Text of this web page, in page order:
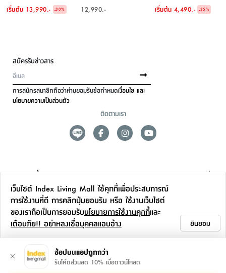
เริ่มต้น 13,990.- -30% 12,990.- เริ่มต้น 4,490.- -35%
สมัครรับข่าวสาร
การสมัครสมาชิกถือว่าท่านยอมรับข้อกำหนดเงื่อนไข และ
นโยบายความเป็นส่วนตัว
ติดตามเรา
ดูแลลูกค้า
สาขาและการบริการ
ข้อมูลเพิ่มเติม
เว็บไซต์ Index Living Mall ใช้คุกกี้เพื่อประสบการณ์
การใช้งานที่ดี การคลิกปุ่มยอมรับ หรือ ใช้งานเว็บไซต์
ของเราถือเป็นการยอมรับนโยบายการใช้งานคุกกี้และ
เตือนภัย!! อย่าหลงเชื่อบุคคลแอบอ้าง
ยินยอม
ช้อปบนแอปถูกกว่า
รับโค้ดส่วนลด 10% เมื่อดาวน์โหลด